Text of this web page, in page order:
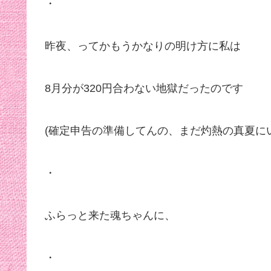
・
昨夜、ってかもうかなりの明け方に私は
8月分が320円合わない地獄だったのです
(確定申告の準備してんの、まだ灼熱の真夏に
・
ふらっと来た魂ちゃんに、
・